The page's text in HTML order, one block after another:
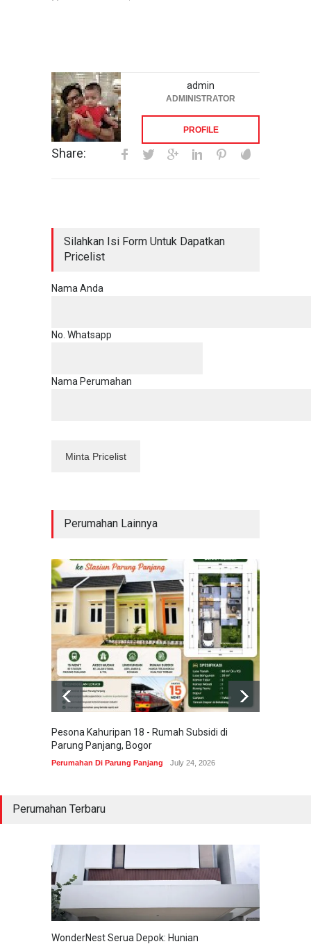
admin
ADMINISTRATOR
PROFILE
Share:
Silahkan Isi Form Untuk Dapatkan
Pricelist
Nama Anda
No. Whatsapp
Nama Perumahan
Perumahan Lainnya
Pesona Kahuripan 18 - Rumah Subsidi di
Parung Panjang, Bogor
Perumahan Di Parung Panjang July 24, 2026
Perumahan Terbaru
WonderNest Serua Depok: Hunian